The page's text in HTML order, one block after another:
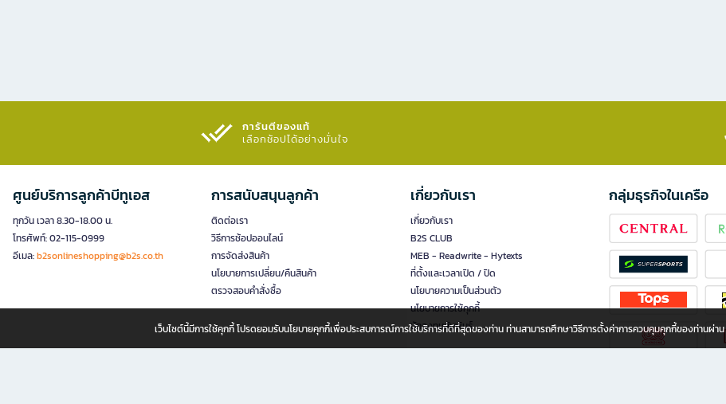
การันตีของแท้
เลือกช้อปได้อย่างมั่นใจ​
ศูนย์บริการลูกค้าบีทูเอส
ทุกวัน เวลา 8.30-18.00 น.
โทรศัพท์: 02-115-0999
อีเมล:b2sonlineshopping@b2s.co.th
การสนับสนุนลูกค้า
ติดต่อเรา
วิธีการช้อปออนไลน์
การจัดส่งสินค้า
นโยบายการเปลี่ยน/คืนสินค้า
ตรวจสอบคำสั่งซื้อ
เกี่ยวกับเรา
เกี่ยวกับเรา
B2S CLUB
MEB - Readwrite - Hytexts
ที่ตั้งและเวลาเปิด / ปิด
นโยบายความเป็นส่วนตัว
นโยบายการใช้คุกกี้
นักลงทุนสัมพันธ์
กลุ่มธุรกิจในเครือ
เว็บไซต์นี้มีการใช้คุกกี้ โปรดยอมรับนโยบายคุกกี้เพื่อประสบการณ์การใช้บริการที่ดีที่สุดของท่าน ท่านสามารถศึกษาวิธีการตั้งค่าการควบคุมคุกกี้ของท่านผ่าน